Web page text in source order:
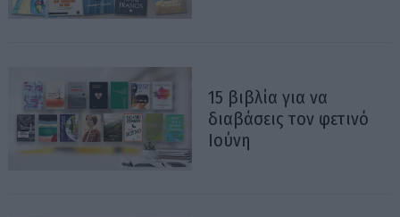
15 βιβλία για να
διαβάσεις τον φετινό
Ιούνη